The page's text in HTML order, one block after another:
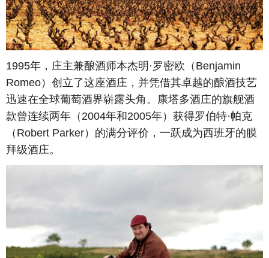
1995年，庄主兼酿酒师本杰明·罗密欧（Benjamin
Romeo）创立了这座酒庄，并凭借其卓越的酿酒技艺
迅速在全球葡萄酒界崭露头角。康塔多酒庄的旗舰酒
款曾连续两年（2004年和2005年）获得罗伯特·帕克
（Robert Parker）的满分评价，一跃成为西班牙的膜
拜级酒庄。